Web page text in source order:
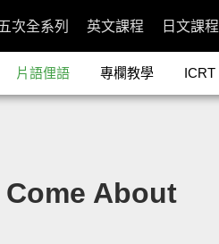
次全系列 英文課程 日文課程
片語俚語 專欄教學 ICRT
Come About